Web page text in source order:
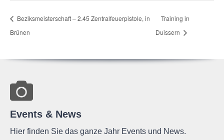
Beziks­meis­ter­schaft – 2.45 Zen­tral­feu­er­pis­tole, in
Brünen
Trai­ning in
Duissern
Events & News
Hier finden Sie das ganze Jahr Events und News.